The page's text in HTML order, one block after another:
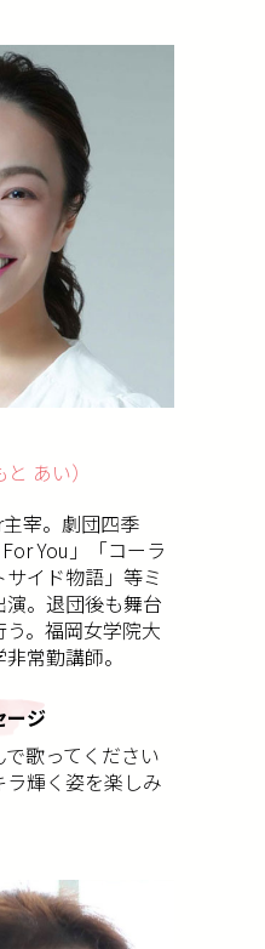
と あい）
宰。劇団四季
You」「コーラ
イド物語」等ミ
。退団後も舞台
。福岡女学院大
常勤講師。
ージ
歌ってください
輝く姿を楽しみ